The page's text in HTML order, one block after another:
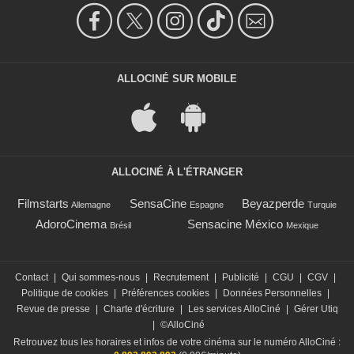
ALLOCINÉ SUR MOBILE
ALLOCINÉ À L'ÉTRANGER
Filmstarts Allemagne SensaCine Espagne Beyazperde Turquie
AdoroCinema Brésil Sensacine México Mexique
Contact Qui sommes-nous Recrutement Publicité CGU CGV
Politique de cookies
Préférences cookies Données Personnelles
Revue de presse
Charte d'écriture Les services AlloCiné
Gérer Utiq
©AlloCiné
Retrouvez tous les horaires et infos de votre cinéma sur le numéro AlloCiné :